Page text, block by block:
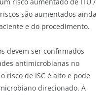
são aumentados ainda
e do procedimento.
devem ser confirmados
antimicrobianas no
risco de ISC é alto e pode
direcionado. A